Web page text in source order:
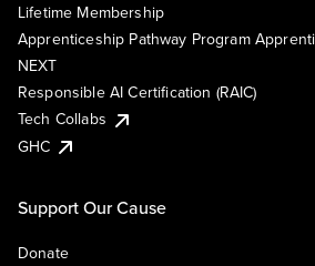
Lifetime Membership
Apprenticeship Pathway Program
NEXT
Responsible AI Certification (RAIC)
Tech Collabs
GHC
Support Our Cause
Donate